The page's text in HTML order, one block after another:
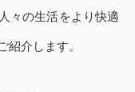
々の生活をより快適
紹介します。